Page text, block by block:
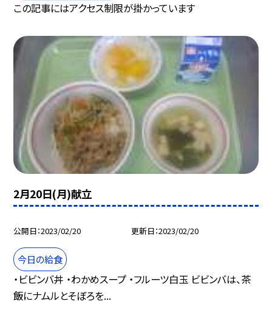
この記事にはアクセス制限が掛かっています
2月20日(月)献立
公開日 2023/02/20 更新日 2023/02/20
今日の給食
・ビビンバ丼 ・わかめスープ ・フルーツ白玉 ビビンバは、茶
飯にナムルとそぼろを...